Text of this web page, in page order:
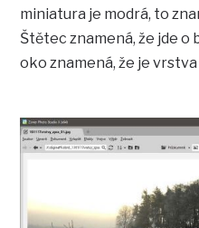
miniatura je modrá, to
Štětec znamená, že jde o
oko znamená, že je